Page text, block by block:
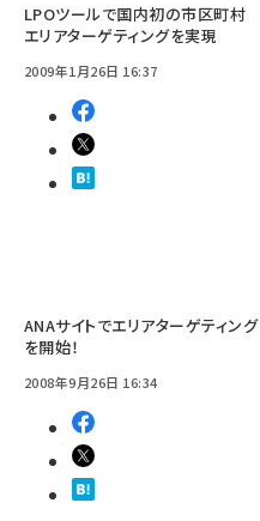
LPOツールで国内初の市区町村
エリアターゲティングを実現
2009年1月26日 16:37
ANAサイトでエリアターゲティング
を開始！
2008年9月26日 16:34